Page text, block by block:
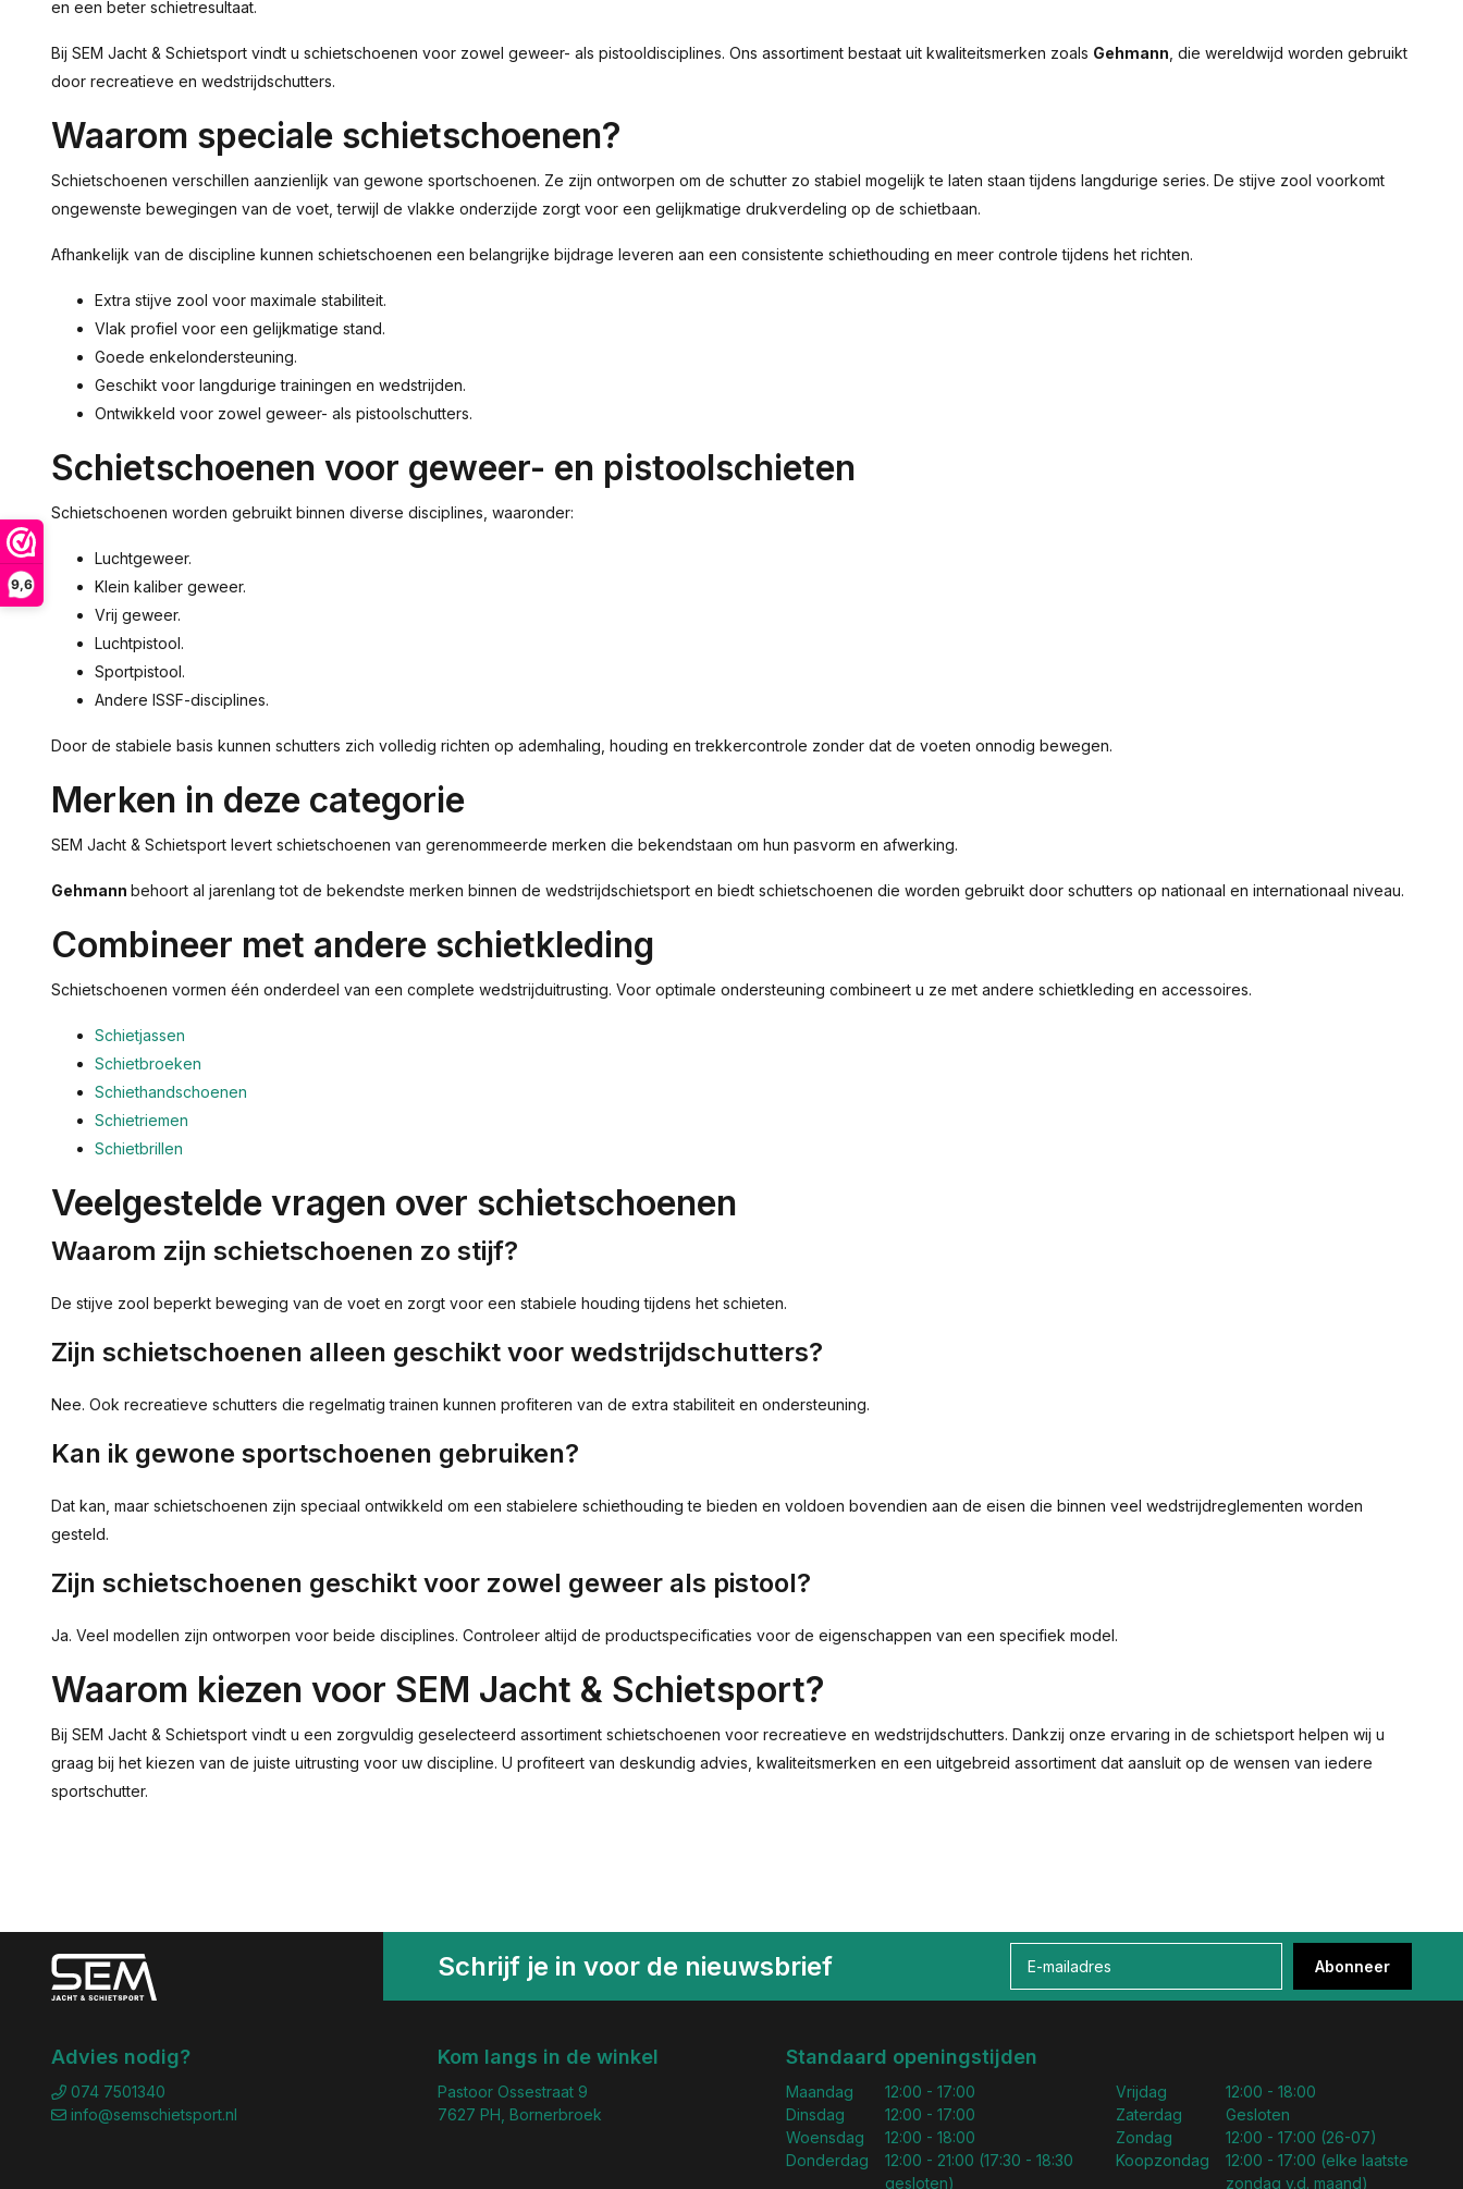
9,6
en een beter schietresultaat.
Bij SEM Jacht & Schietsport vindt u schietschoenen voor zowel geweer- als pistooldisciplines. Ons assortiment bestaat uit kwaliteitsmerken zoals Gehmann , die wereldwijd worden gebruikt
door recreatieve en wedstrijdschutters.
Waarom speciale schietschoenen?
Schietschoenen verschillen aanzienlijk van gewone sportschoenen. Ze zijn ontworpen om de schutter zo stabiel mogelijk te laten staan tijdens langdurige series. De stijve zool voorkomt
ongewenste bewegingen van de voet, terwijl de vlakke onderzijde zorgt voor een gelijkmatige drukverdeling op de schietbaan.
Afhankelijk van de discipline kunnen schietschoenen een belangrijke bijdrage leveren aan een consistente schiethouding en meer controle tijdens het richten.
Extra stijve zool voor maximale stabiliteit.
Vlak profiel voor een gelijkmatige stand.
Goede enkelondersteuning.
Geschikt voor langdurige trainingen en wedstrijden.
Ontwikkeld voor zowel geweer- als pistoolschutters.
Schietschoenen voor geweer- en pistoolschieten
Schietschoenen worden gebruikt binnen diverse disciplines, waaronder:
Luchtgeweer.
Klein kaliber geweer.
Vrij geweer.
Luchtpistool.
Sportpistool.
Andere ISSF-disciplines.
Door de stabiele basis kunnen schutters zich volledig richten op ademhaling, houding en trekkercontrole zonder dat de voeten onnodig bewegen.
Merken in deze categorie
SEM Jacht & Schietsport levert schietschoenen van gerenommeerde merken die bekendstaan om hun pasvorm en afwerking.
Gehmann behoort al jarenlang tot de bekendste merken binnen de wedstrijdschietsport en biedt schietschoenen die worden gebruikt door schutters op nationaal en internationaal niveau.
Combineer met andere schietkleding
Schietschoenen vormen één onderdeel van een complete wedstrijduitrusting. Voor optimale ondersteuning combineert u ze met andere schietkleding en accessoires.
Schietjassen
Schietbroeken
Schiethandschoenen
Schietriemen
Schietbrillen
Veelgestelde vragen over schietschoenen
Waarom zijn schietschoenen zo stijf?
De stijve zool beperkt beweging van de voet en zorgt voor een stabiele houding tijdens het schieten.
Zijn schietschoenen alleen geschikt voor wedstrijdschutters?
Nee. Ook recreatieve schutters die regelmatig trainen kunnen profiteren van de extra stabiliteit en ondersteuning.
Kan ik gewone sportschoenen gebruiken?
Dat kan, maar schietschoenen zijn speciaal ontwikkeld om een stabielere schiethouding te bieden en voldoen bovendien aan de eisen die binnen veel wedstrijdreglementen worden
gesteld.
Zijn schietschoenen geschikt voor zowel geweer als pistool?
Ja. Veel modellen zijn ontworpen voor beide disciplines. Controleer altijd de productspecificaties voor de eigenschappen van een specifiek model.
Waarom kiezen voor SEM Jacht & Schietsport?
Bij SEM Jacht & Schietsport vindt u een zorgvuldig geselecteerd assortiment schietschoenen voor recreatieve en wedstrijdschutters. Dankzij onze ervaring in de schietsport helpen wij u
graag bij het kiezen van de juiste uitrusting voor uw discipline. U profiteert van deskundig advies, kwaliteitsmerken en een uitgebreid assortiment dat aansluit op de wensen van iedere
sportschutter.
Schrijf je in voor de nieuwsbrief Abonneer
Advies nodig?
074 7501340
info@semschietsport.nl
Kom langs in de winkel
Pastoor Ossestraat 9
7627 PH, Bornerbroek
Standaard openingstijden
Maandag
Dinsdag
Woensdag
Donderdag
12:00 - 17:00
12:00 - 17:00
12:00 - 18:00
12:00 - 21:00 (17:30 - 18:30
gesloten)
Vrijdag
Zaterdag
Zondag
Koopzondag
12:00 - 18:00
Gesloten
12:00 - 17:00 (26-07)
12:00 - 17:00 (elke laatste
zondag v.d. maand)